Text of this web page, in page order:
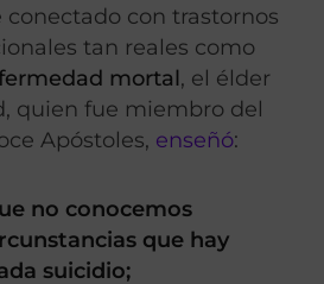
con trastornos
tan reales como
mortal, el élder
quien fue miembro del
Apóstoles, enseñó:
no conocemos
que hay
suicidio;